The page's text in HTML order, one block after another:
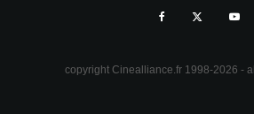
copyright Cinealliance.fr 1998-2026 -